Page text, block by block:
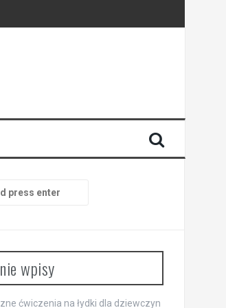
wpisy
ćwiczenia na łydki dla dziewczyn